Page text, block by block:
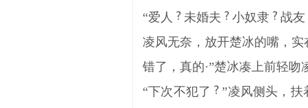
“爱人
未婚夫 小奴隶 战友
凌风无奈，放开楚冰的嘴，
错了，真的·”楚冰凑上前轻吻
“下次不犯了
”凌风侧头，扶